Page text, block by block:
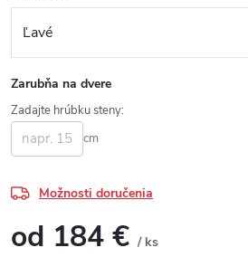
Zarubňa na dvere
Zadajte hrúbku steny:
cm
Možnosti doručenia
od 184 € / ks